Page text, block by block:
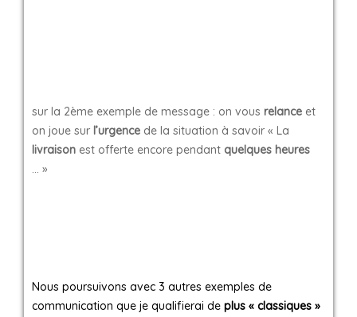
sur la 2ème exemple de message : on vous relance et
on joue sur l’urgence de la situation à savoir « La
livraison est offerte encore pendant quelques heures
… »
Nous poursuivons avec 3 autres exemples de
communication que je qualifierai de plus « classiques »